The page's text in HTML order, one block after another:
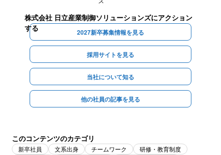
株式会社 日立産業制御ソリューションズにアクション
する
2027新卒募集情報を見る
採用サイトを見る
当社について知る
他の社員の記事を見る
このコンテンツのカテゴリ
新卒社員 文系出身 チームワーク
研修・教育制度